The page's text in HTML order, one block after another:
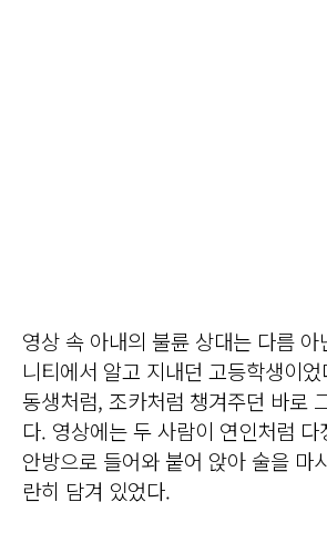
영상 속 아내의 불륜 상대는 다름
니티에서 알고 지내던 고등학생이
동생처럼, 조카처럼 챙겨주던 바로
다. 영상에는 두 사람이 연인처럼
안방으로 들어와 붙어 앉아 술을 마
란히 담겨 있었다.